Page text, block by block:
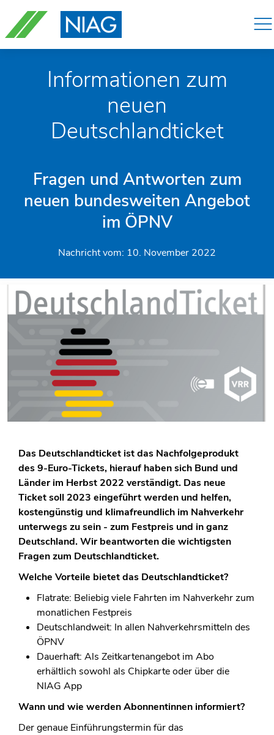
überspringen
Informationen zum
neuen
Deutschlandticket
Fragen und Antworten zum
neuen bundesweiten Angebot
im ÖPNV
Nachricht vom: 10. November 2022
Das Deutschlandticket ist das Nachfolgeprodukt
des 9-Euro-Tickets, hierauf haben sich Bund und
Länder im Herbst 2022 verständigt. Das neue
Ticket soll 2023 eingeführt werden und helfen,
kostengünstig und klimafreundlich im Nahverkehr
unterwegs zu sein - zum Festpreis und in ganz
Deutschland. Wir beantworten die wichtigsten
Fragen zum Deutschlandticket.
Welche Vorteile bietet das Deutschlandticket?
Flatrate: Beliebig viele Fahrten im Nahverkehr zum
monatlichen Festpreis
Deutschlandweit: In allen Nahverkehrsmitteln des
ÖPNV
Dauerhaft: Als Zeitkartenangebot im Abo
erhältlich sowohl als Chipkarte oder über die
NIAG App
Wann und wie werden Abonnentinnen informiert?
Der genaue Einführungstermin für das